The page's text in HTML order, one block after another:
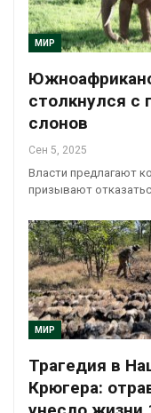
МИР
столкнулся с
слонов
Сен 5, 2025
Власти предлагают
призывают
МИР
Трагедия в
Крюгера: